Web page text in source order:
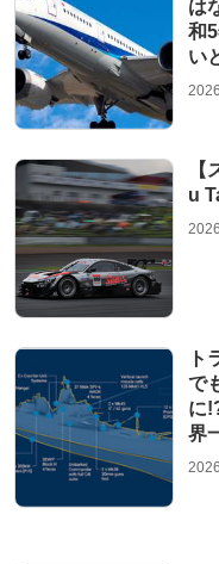
は
和
い
u
ト
で
に
界